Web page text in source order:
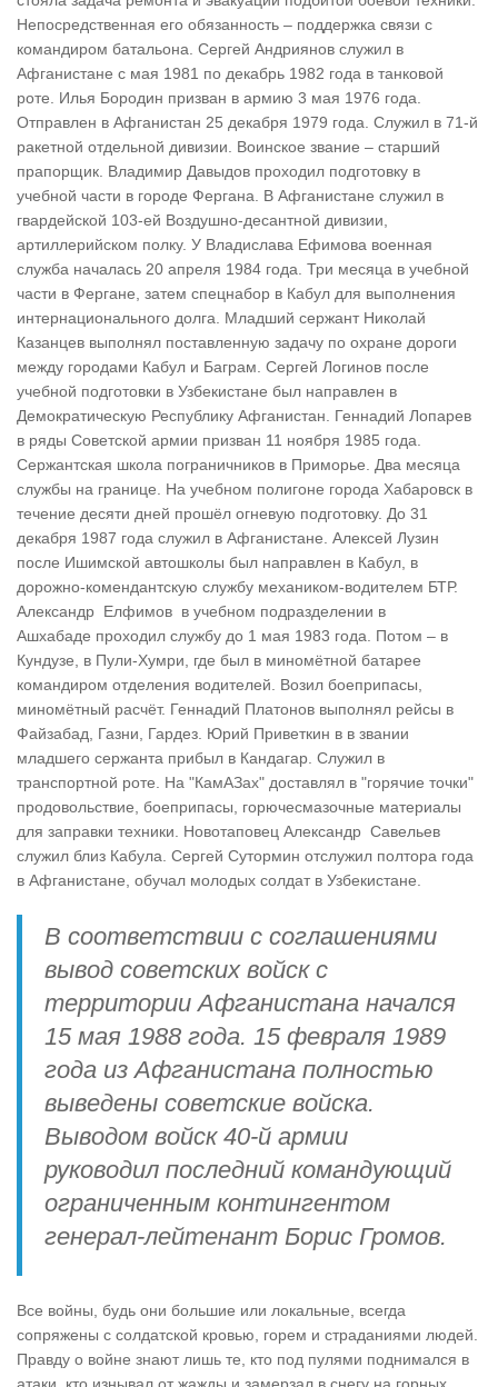
Непосредственная его обязанность – поддержка связи с
командиром батальона. Сергей Андриянов служил в
Афганистане с мая 1981 по декабрь 1982 года в танковой
роте. Илья Бородин призван в армию 3 мая 1976 года.
Отправлен в Афганистан 25 декабря 1979 года. Служил в 71-й
ракетной отдельной дивизии. Воинское звание – старший
прапорщик. Владимир Давыдов проходил подготовку в
учебной части в городе Фергана. В Афганистане служил в
гвардейской 103-ей Воздушно-десантной дивизии,
артиллерийском полку. У Владислава Ефимова военная
служба началась 20 апреля 1984 года. Три месяца в учебной
части в Фергане, затем спецнабор в Кабул для выполнения
интернационального долга. Младший сержант Николай
Казанцев выполнял поставленную задачу по охране дороги
между городами Кабул и Баграм. Сергей Логинов после
учебной подготовки в Узбекистане был направлен в
Демократическую Республику Афганистан. Геннадий Лопарев
в ряды Советской армии призван 11 ноября 1985 года.
Сержантская школа пограничников в Приморье. Два месяца
службы на границе. На учебном полигоне города Хабаровск в
течение десяти дней прошёл огневую подготовку. До 31
декабря 1987 года служил в Афганистане. Алексей Лузин
после Ишимской автошколы был направлен в Кабул, в
дорожно-комендантскую службу механиком-водителем БТР.
Александр Елфимов в учебном подразделении в
Ашхабаде проходил службу до 1 мая 1983 года. Потом – в
Кундузе, в Пули-Хумри, где был в миномётной батарее
командиром отделения водителей. Возил боеприпасы,
миномётный расчёт. Геннадий Платонов выполнял рейсы в
Файзабад, Газни, Гардез. Юрий Приветкин в в звании
младшего сержанта прибыл в Кандагар. Служил в
транспортной роте. На "КамАЗах" доставлял в "горячие точки"
продовольствие, боеприпасы, горючесмазочные материалы
для заправки техники. Новотаповец Александр Савельев
служил близ Кабула. Сергей Сутормин отслужил полтора года
в Афганистане, обучал молодых солдат в Узбекистане.
В соответствии с соглашениями
вывод советских войск с
территории Афганистана начался
15 мая 1988 года. 15 февраля 1989
года из Афганистана полностью
выведены советские войска.
Выводом войск 40‑й армии
руководил последний командующий
ограниченным контингентом
генерал‑лейтенант Борис Громов.
Все войны, будь они большие или локальные, всегда
сопряжены с солдатской кровью, горем и страданиями людей.
Правду о войне знают лишь те, кто под пулями поднимался в